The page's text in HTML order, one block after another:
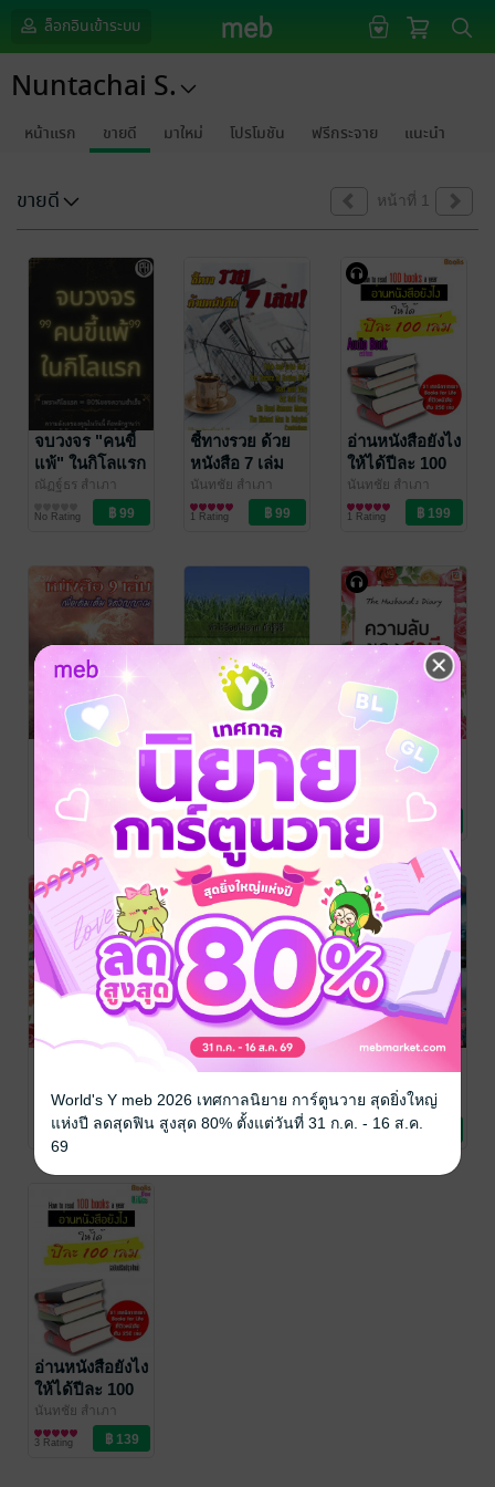
ล็อกอินเข้าระบบ
Nuntachai S.
หน้าแรก ขายดี มาใหม่ โปรโมชัน ฟรีกระจาย แนะนำ
ขายดี หน้าที่ 1
จบวงจร "คนขี้
แพ้" ในกิโลแรก
ณัฏฐ์ธร สำเภา
/ Nuntachai
S.
No Rating
ชี้ทางรวย ด้วย
หนังสือ 7 เล่ม
นันทชัย สำเภา
พ่อค้า/ Nuntachai
S.
ความรู้ทั่วไป
1 Rating
อ่านหนังสือยังไง
ให้ได้ปีละ 100
เล่ม (ฉบับ
ปรับปรุง)
(หนังสือเสียง)
นันทชัย สำเภา
พ่อค้า/ Nuntachai
S.
พัฒนาตนเอง
1 Rating
สรุปหนังสือ 9
เล่ม เพื่อเติมเต็ม
จิตวิญญาณ
นันทชัย สำเภา
พ่อค้า/ Nuntachai
S.
ความรู้ทั่วไป
No Rating
ไร่อ้อยเงินล้าน
นันทชัย สำเภา
พ่อค้า/ Nuntachai
S.
ความรู้ทั่วไป
1 Rating
ความลับของ
สามี (หนังสือ
เสียง)
นันทชัย สำเภา
พ่อค้า/ Nuntachai
S.
พัฒนาตนเอง
1 Rating
ของสามี
นันทชัย สำเภา
พ่อค้า/ Nuntachai
จิตวิทยา
ย่อยหนังสือ 30
นันทชัย สำเภา
พ่อค้า/ Nuntachai
พัฒนาตนเอง
8x สิ่งที่วิญญาณ
นันทชัย สำเภา
พ่อค้า / Nuntachai
จิตวิทยา
อ่านหนังสือยังไง
ให้ได้ปีละ 100
เล่ม (ฉบับ
ปรับปรุง)
นันทชัย สำเภา
พ่อค้า/ Nuntachai
S.
พัฒนาตนเอง
3 Rating
World's Y meb 2026 เทศกาลนิยาย การ์ตูนวาย สุดยิ่งใหญ่
แห่งปี ลดสุดฟิน สูงสุด 80% ตั้งแต่วันที่ 31 ก.ค. - 16 ส.ค.
69